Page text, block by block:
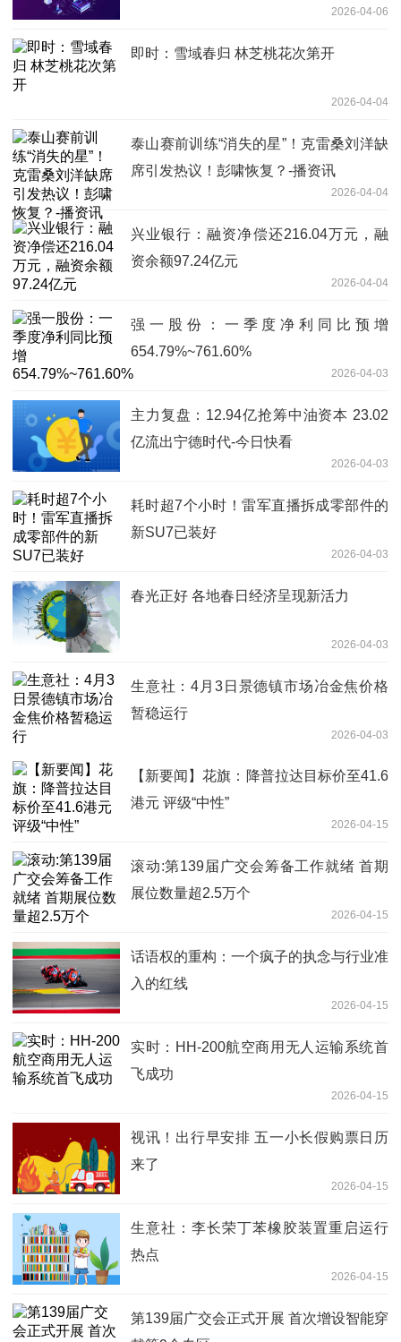
2026-04-06
即时：雪域春归 林芝桃花次第开
2026-04-04
泰山赛前训练“消失的星”！克雷桑刘洋缺
席引发热议！彭啸恢复？-播资讯
2026-04-04
兴业银行：融资净偿还216.04万元，融
资余额97.24亿元
2026-04-04
强一股份：一季度净利同比预增
654.79%~761.60%
2026-04-03
主力复盘：12.94亿抢筹中油资本 23.02
亿流出宁德时代-今日快看
2026-04-03
耗时超7个小时！雷军直播拆成零部件的
新SU7已装好
2026-04-03
春光正好 各地春日经济呈现新活力
2026-04-03
生意社：4月3日景德镇市场冶金焦价格
暂稳运行
2026-04-03
【新要闻】花旗：降普拉达目标价至41.6
港元 评级“中性”
2026-04-15
滚动:第139届广交会筹备工作就绪 首期
展位数量超2.5万个
2026-04-15
话语权的重构：一个疯子的执念与行业准
入的红线
2026-04-15
实时：HH-200航空商用无人运输系统首
飞成功
2026-04-15
视讯！出行早安排 五一小长假购票日历
来了
2026-04-15
生意社：李长荣丁苯橡胶装置重启运行
热点
2026-04-15
第139届广交会正式开展 首次增设智能穿